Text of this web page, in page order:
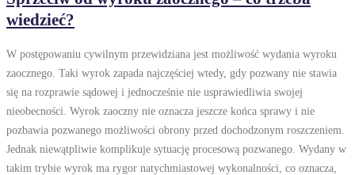
wiedzieć?
W postępowaniu cywilnym przewidziana jest możliwość wydania wyroku
zaocznego. Taki wyrok zapada najczęściej wtedy, gdy pozwany nie stawia
się na rozprawie sądowej i jednocześnie nie usprawiedliwia swojej
nieobecności. Wyrok zaoczny nie oznacza jeszcze końca sprawy i nie
pozbawia pozwanego możliwości obrony przed dochodzonym roszczeniem.
Jednak niewątpliwie komplikuje sytuację procesową pozwanego. Wydany w
takim trybie wyrok ma rygor natychmiastowej wykonalności, co oznacza,